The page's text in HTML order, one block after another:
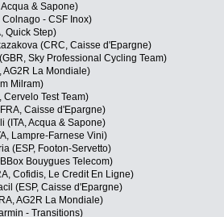
& Sapone)
Colnago - CSF Inox)
Quick Step)
(CRC, Caisse d'Epargne)
Sky Professional Cycling Team)
AG2R La Mondiale)
Milram)
Test Team)
Caisse d'Epargne)
(ITA, Acqua & Sapone)
Lampre-Farnese Vini)
(ESP, Footon-Servetto)
Bouygues Telecom)
Cofidis, Le Credit En Ligne)
(ESP, Caisse d'Epargne)
AG2R La Mondiale)
- Transitions)